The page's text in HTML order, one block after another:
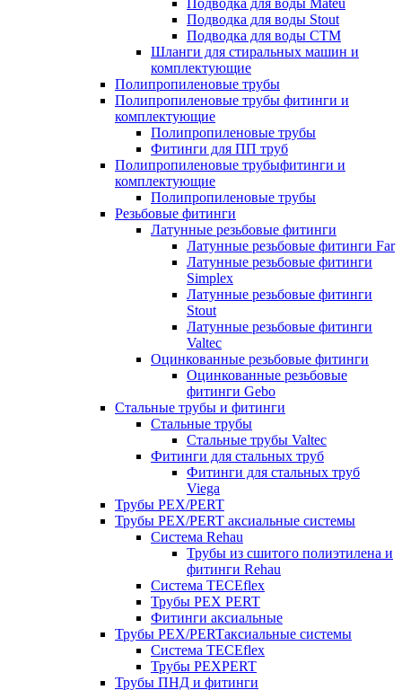
Подводка для воды Mateu
Подводка для воды Stout
Подводка для воды СТМ
Шланги для стиральных машин и
комплектующие
Полипропиленовые трубы
Полипропиленовые трубы фитинги и
комплектующие
Полипропиленовые трубы
Фитинги для ПП труб
Полипропиленовые трубыфитинги и
комплектующие
Полипропиленовые трубы
Резьбовые фитинги
Латунные резьбовые фитинги
Латунные резьбовые фитинги Far
Латунные резьбовые фитинги
Simplex
Латунные резьбовые фитинги
Stout
Латунные резьбовые фитинги
Valtec
Оцинкованные резьбовые фитинги
Оцинкованные резьбовые
фитинги Gebo
Стальные трубы и фитинги
Стальные трубы
Стальные трубы Valtec
Фитинги для стальных труб
Фитинги для стальных труб
Viega
Трубы PEX/PERT
Трубы PEX/PERT аксиальные системы
Система Rehau
Трубы из сшитого полиэтилена и
фитинги Rehau
Система TECEflex
Трубы PEX PERT
Фитинги аксиальные
Трубы PEX/PERTаксиальные системы
Система TECEflex
Трубы PEXPERT
Трубы ПНД и фитинги